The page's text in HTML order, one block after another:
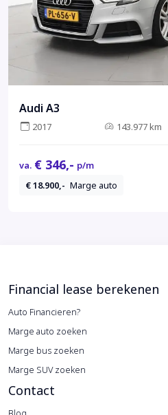
Audi A3
2017 143.977 km
va. € 346,- p/m
€ 18.900,- Marge auto
Financial lease berekenen
Auto Financieren?
Marge auto zoeken
Marge bus zoeken
Marge SUV zoeken
Contact